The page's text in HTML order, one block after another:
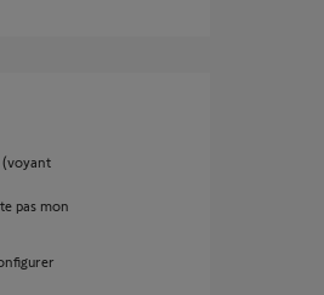
(voyant
pas mon